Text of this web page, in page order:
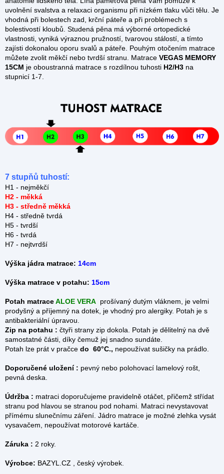
uvolnění svalstva a relaxaci organismu při nízkém tlaku vůči tělu. Je
vhodná při bolestech zad, krční páteře a při problémech s
bolestivostí kloubů. Studená pěna má výborné ortopedické
vlastnosti, vyniká výraznou pružností, tvarovou stálostí, a tímto
zajísti dokonalou oporu svalů a páteře. Pouhým otočením matrace
můžete zvolit měkčí nebo tvrdší stranu. Matrace VEGAS MEMORY
15CM je oboustranná matrace s rozdílnou tuhosti H2/H3 na
stupnicí 1-7.
7 stupňů tuhostí:
H1 - nejměkčí
H2 - měkká
H3 - středně měkká
H4 - středně tvrdá
H5 - tvrdší
H6 - tvrdá
H7 - nejtvrdší
Výška jádra matrace: 14cm
Výška matrace v potahu: 15cm
Potah matraceALOE VERA prošívaný dutým vláknem, je velmi
prodyšný a příjemný na dotek, je vhodný pro alergiky. Potah je s
antibakteriální úpravou.
Zip na potahu : čtyři strany zip dokola.
Potah je dělitelný na dvě
samostatné části, díky čemuž jej snadno sundáte.
Potah lze prát v pračce do 60°C., nepoužívat sušičky na prádlo.
Doporučené uložení : pevný nebo polohovací lamelový rošt,
pevná deska.
Údržba : matraci doporučujeme pravidelně otáčet, přičemž střídat
stranu pod hlavou se stranou pod nohami. Matraci nevystavovat
přímému slunečnímu záření. Jádro matrace je možné zlehka vysát
vysavačem, nepoužívat motorové kartáče.
Záruka : 2 roky.
Výrobce: BAZYL.CZ , český výrobek.